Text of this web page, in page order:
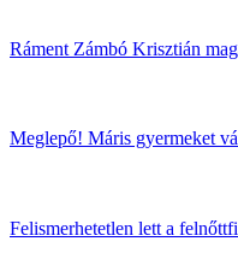
Ráment Zámbó Krisztián
Meglepő! Máris gyermeket
Felismerhetetlen lett a